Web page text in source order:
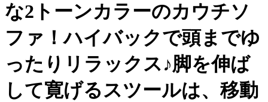
な2トーンカラーのカウチソ
ファ！ハイバックで頭までゆ
ったりリラックス♪脚を伸ば
して寛げるスツールは、移動